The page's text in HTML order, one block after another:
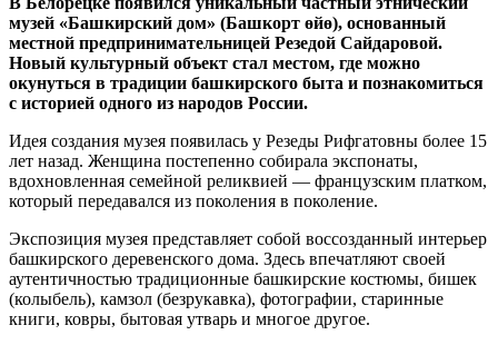
музей «Башкирский дом» (Башкорт өйө), основанный
местной предпринимательницей Резедой Сайдаровой.
Новый культурный объект стал местом, где можно
окунуться в традиции башкирского быта и познакомиться
с историей одного из народов России.
Идея создания музея появилась у Резеды Рифгатовны более 15
лет назад. Женщина постепенно собирала экспонаты,
вдохновленная семейной реликвией — французским платком,
который передавался из поколения в поколение.
Экспозиция музея представляет собой воссозданный интерьер
башкирского деревенского дома. Здесь впечатляют своей
аутентичностью традиционные башкирские костюмы, бишек
(колыбель), камзол (безрукавка), фотографии, старинные
книги, ковры, бытовая утварь и многое другое.